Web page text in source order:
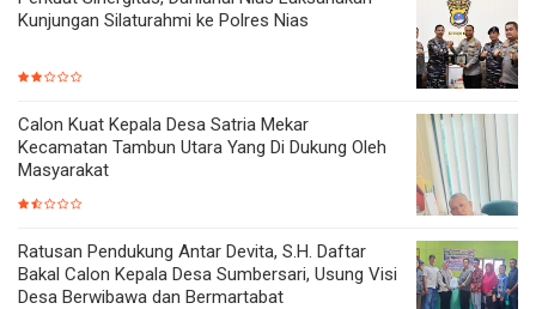
Kunjungan Silaturahmi ke Polres Nias
Calon Kuat Kepala Desa Satria Mekar
Kecamatan Tambun Utara Yang Di Dukung Oleh
Masyarakat
Ratusan Pendukung Antar Devita, S.H. Daftar
Bakal Calon Kepala Desa Sumbersari, Usung Visi
Desa Berwibawa dan Bermartabat